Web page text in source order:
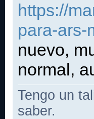
https://
para-ars-
nuevo,
normal,
Tengo un
saber.